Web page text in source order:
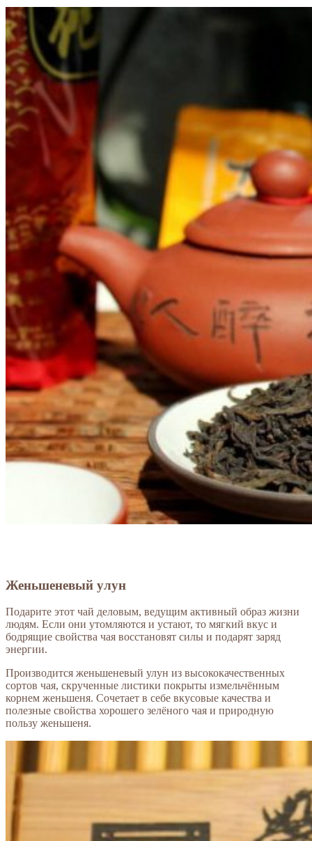
Женьшеневый улун
Подарите этот чай деловым, ведущим активный образ жизни
людям. Если они утомляются и устают, то мягкий вкус и
бодрящие свойства чая восстановят силы и подарят заряд
энергии.
Производится женьшеневый улун из высококачественных
сортов чая, скрученные листики покрыты измельчённым
корнем женьшеня. Сочетает в себе вкусовые качества и
полезные свойства хорошего зелёного чая и природную
пользу женьшеня.